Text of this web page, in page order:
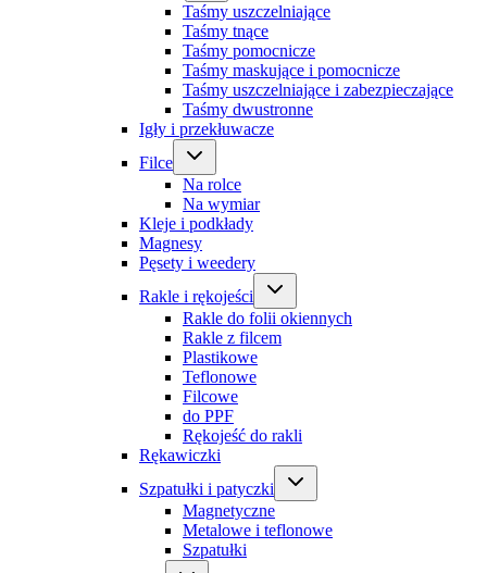
Taśmy uszczelniające
Taśmy tnące
Taśmy pomocnicze
Taśmy maskujące i pomocnicze
Taśmy uszczelniające i zabezpieczające
Taśmy dwustronne
Igły i przekłuwacze
Filce
Na rolce
Na wymiar
Kleje i podkłady
Magnesy
Pęsety i weedery
Rakle i rękojeści
Rakle do folii okiennych
Rakle z filcem
Plastikowe
Teflonowe
Filcowe
do PPF
Rękojeść do rakli
Rękawiczki
Szpatułki i patyczki
Magnetyczne
Metalowe i teflonowe
Szpatułki